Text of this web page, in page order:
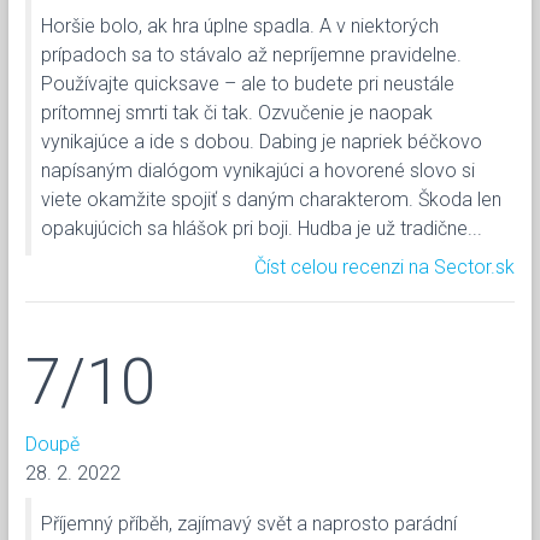
Horšie bolo, ak hra úplne spadla. A v niektorých
prípadoch sa to stávalo až nepríjemne pravidelne.
Používajte quicksave – ale to budete pri neustále
prítomnej smrti tak či tak. Ozvučenie je naopak
vynikajúce a ide s dobou. Dabing je napriek béčkovo
napísaným dialógom vynikajúci a hovorené slovo si
viete okamžite spojiť s daným charakterom. Škoda len
opakujúcich sa hlášok pri boji. Hudba je už tradične...
Číst celou recenzi na Sector.sk
7/10
Doupě
28. 2. 2022
Příjemný příběh, zajímavý svět a naprosto parádní